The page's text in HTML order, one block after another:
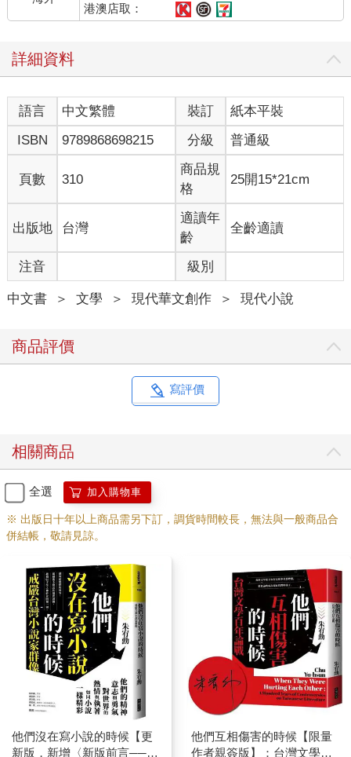
港澳店取：
詳細資料
語言 中文繁體 裝訂
紙本平裝
ISBN
9789868698215 分級 普通級
頁數 310
商品規
格
25開15*21cm
出版地 台灣
適讀年
齡
全齡適讀
注音 級別
中文書 ＞ 文學 ＞ 現代華文創作 ＞ 現代小說
商品評價
寫評價
相關商品
全選 加入購物車
※ 出版日十年以上商品需另下訂，調貨時間較長，無法與一般商品合
併結帳，敬請見諒。
他們沒在寫小說的時候【更
新版，新增〈新版前言──遙
他們互相傷害的時候【限量
作者親簽版】：台灣文學百